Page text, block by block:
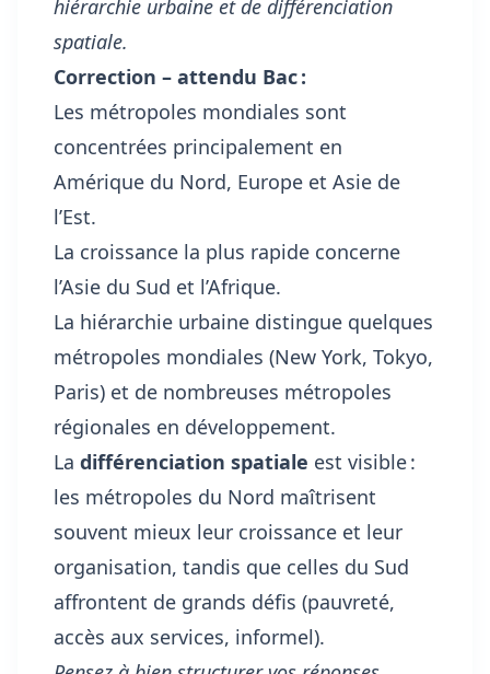
hiérarchie urbaine et de différenciation
spatiale.
Correction – attendu Bac :
Les métropoles mondiales sont
concentrées principalement en
Amérique du Nord, Europe et Asie de
l’Est.
La croissance la plus rapide concerne
l’Asie du Sud et l’Afrique.
La hiérarchie urbaine distingue quelques
métropoles mondiales (New York, Tokyo,
Paris) et de nombreuses métropoles
régionales en développement.
La différenciation spatiale est visible :
les métropoles du Nord maîtrisent
souvent mieux leur croissance et leur
organisation, tandis que celles du Sud
affrontent de grands défis (pauvreté,
accès aux services, informel).